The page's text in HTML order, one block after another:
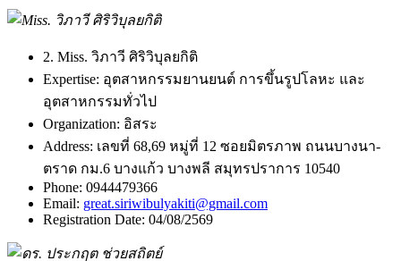
2. Miss. วิภาวี ศิริวิบุลยกิติ
Expertise: อุตสาหกรรมยานยนต์ การขึ้นรูปโลหะ และ
อุตสาหกรรมทั่วไป
Organization: อิสระ
Address: เลขที่ 68,69 หมู่ที่ 12 ซอยมิตรภาพ ถนนบางนา-
ตราด กม.6 บางแก้ว บางพลี สมุทรปราการ 10540
Phone: 0944479366
Email: great.siriwibulyakiti@gmail.com
Registration Date: 04/08/2569